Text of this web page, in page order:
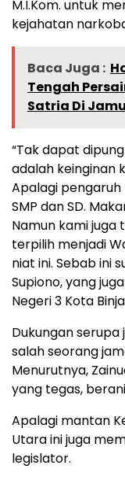
M.I.Kom. untuk
kejahatan
Baca Juga :
Tengah
Satria Di
“Tak dapat
adalah keinginan
Apalagi
SMP dan SD.
Namun kami juga
terpilih menjadi
niat ini. Sebab ini
Supiono, yang
Negeri 3 Kota
Dukungan serupa
salah seorang
Menurutnya,
yang tegas,
Apalagi mantan
Utara ini juga
legislator.